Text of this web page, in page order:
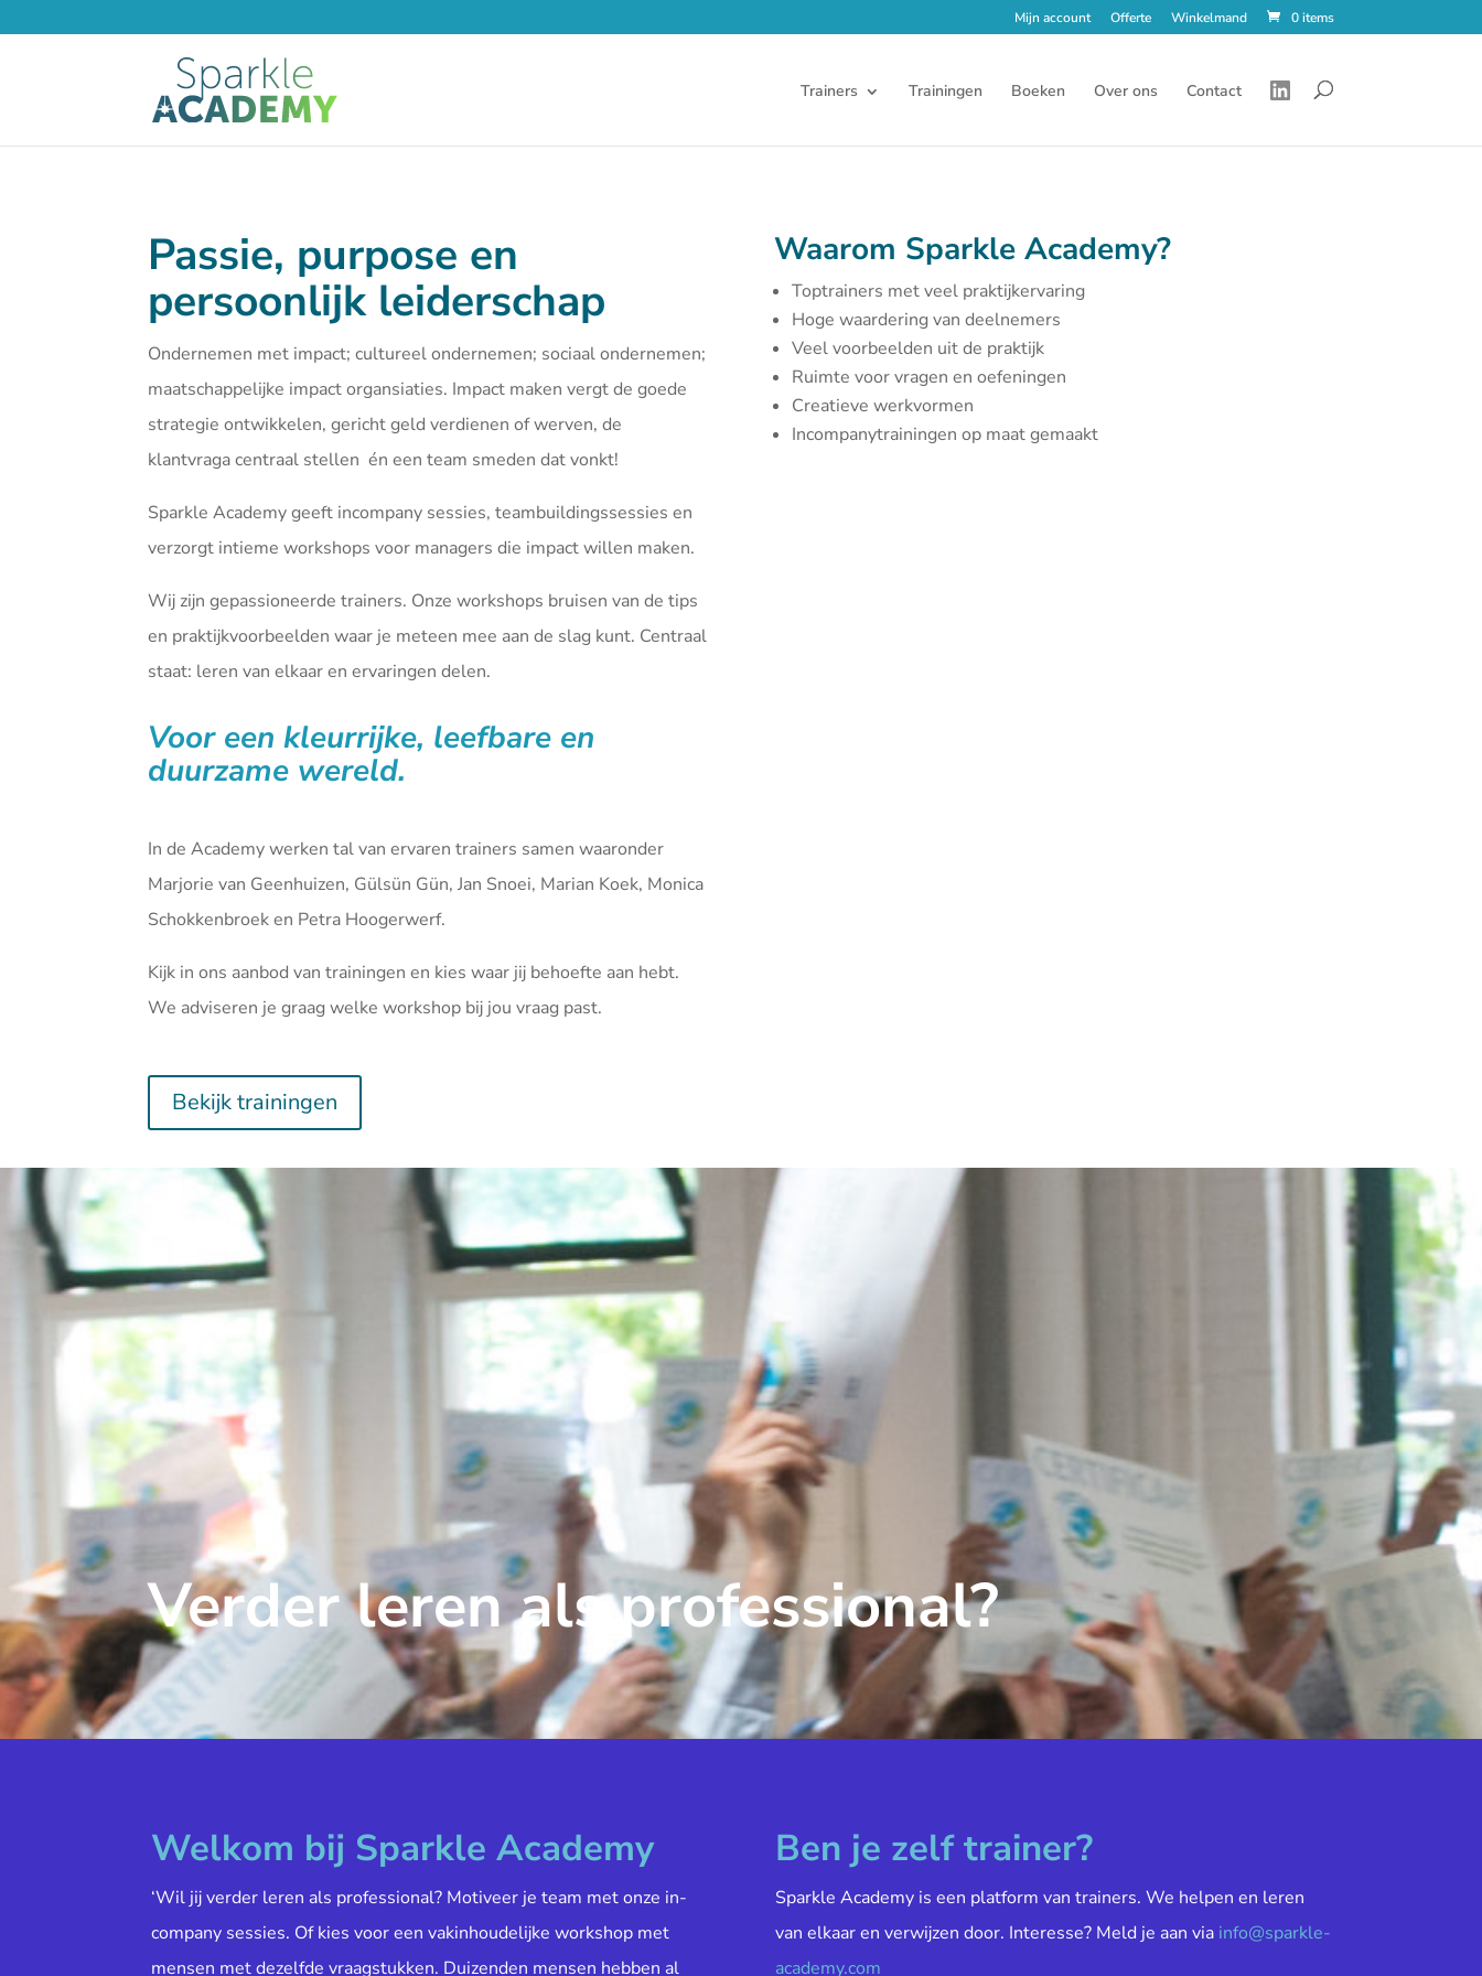
Mijn account Offerte Winkelmand 0 items
Trainers Trainingen Boeken Over ons Contact
Passie, purpose en
persoonlijk leiderschap
Ondernemen met impact; cultureel ondernemen; sociaal ondernemen;
maatschappelijke impact organsiaties. Impact maken vergt de goede
strategie ontwikkelen, gericht geld verdienen of werven, de
klantvraga centraal stellen én een team smeden dat vonkt!
Sparkle Academy geeft incompany sessies, teambuildingssessies en
verzorgt intieme workshops voor managers die impact willen maken.
Wij zijn gepassioneerde trainers. Onze workshops bruisen van de tips
en praktijkvoorbeelden waar je meteen mee aan de slag kunt. Centraal
staat: leren van elkaar en ervaringen delen.
Voor een kleurrijke, leefbare en
duurzame wereld.
In de Academy werken tal van ervaren trainers samen waaronder
Marjorie van Geenhuizen, Gülsün Gün, Jan Snoei, Marian Koek, Monica
Schokkenbroek en Petra Hoogerwerf.
Kijk in ons aanbod vantrainingen en kies waar jij behoefte aan hebt.
We adviseren je graag welke workshop bij jou vraag past.
Bekijk trainingen
Waarom Sparkle Academy?
Toptrainers met veel praktijkervaring
Hoge waardering van deelnemers
Veel voorbeelden uit de praktijk
Ruimte voor vragen en oefeningen
Creatieve werkvormen
Incompanytrainingen op maat gemaakt
Verder leren als professional?
Welkom bij Sparkle Academy
‘Wil jij verder leren als professional? Motiveer je team met onze in-
company sessies. Of kies voor een vakinhoudelijke workshop met
mensen met dezelfde vraagstukken. Duizenden mensen hebben al
Ben je zelf trainer?
Sparkle Academy is een platform van trainers. We helpen en leren
van elkaar en verwijzen door. Interesse? Meld je aan via info@sparkle-
academy.com